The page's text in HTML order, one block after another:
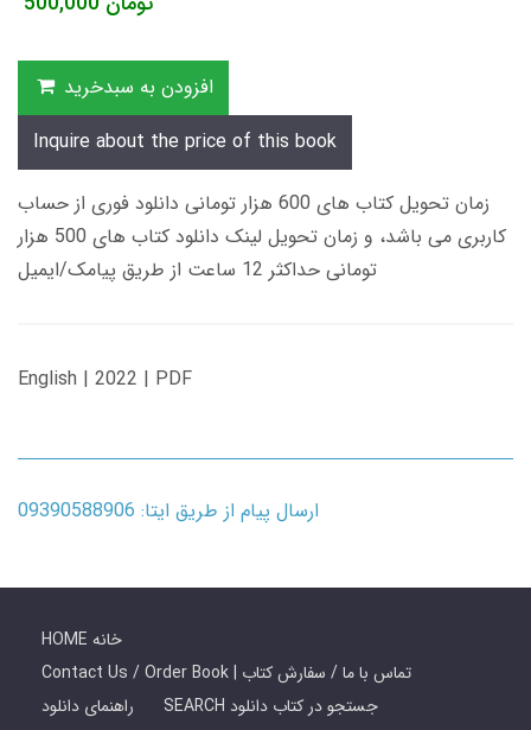
افزودن به سبدخرید
Inquire about the price of this book
زمان تحویل کتاب های 600 هزار تومانی دانلود فوری از حساب
کاربری می باشد، و زمان تحویل لینک دانلود کتاب های 500 هزار
تومانی حداکثر 12 ساعت از طریق پیامک/ایمیل
English | 2022 | PDF
ارسال پیام از طریق ایتا: 09390588906
HOME خانه
Contact Us / Order Book | تماس با ما / سفارش کتاب
راهنمای دانلود
SEARCH جستجو در کتاب دانلود